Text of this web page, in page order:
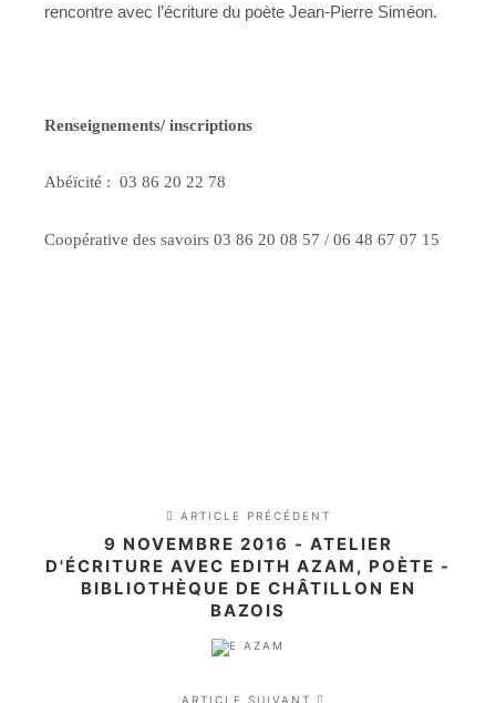
rencontre avec l’écriture du poète Jean-Pierre Siméon.
Renseignements/ inscriptions
Abéïcité : 03 86 20 22 78
Coopérative des savoirs 03 86 20 08 57 / 06 48 67 07 15
ARTICLE PRÉCÉDENT
9 NOVEMBRE 2016 - ATELIER
D'ÉCRITURE AVEC EDITH AZAM, POÈTE -
BIBLIOTHÈQUE DE CHÂTILLON EN
BAZOIS
ARTICLE SUIVANT